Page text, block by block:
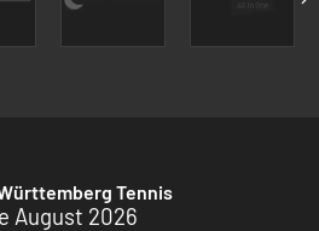
Tennis
August 2026